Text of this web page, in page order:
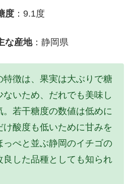
度 ：9.1度
な産地：静岡県
徴は、果実は大ぶりで糖
いため、だれでも美味し
。若干糖度の数値は低めに
酸度も低いために甘みを
っぺと並ぶ静岡のイチゴの
良した品種としても知られ